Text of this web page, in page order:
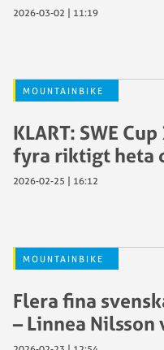
2026-03-02 | 11:19
MOUNTAINBIKE
KLART: SWE
fyra riktigt heta
2026-02-25 | 16:12
MOUNTAINBIKE
Flera fina
– Linnea Nilsson